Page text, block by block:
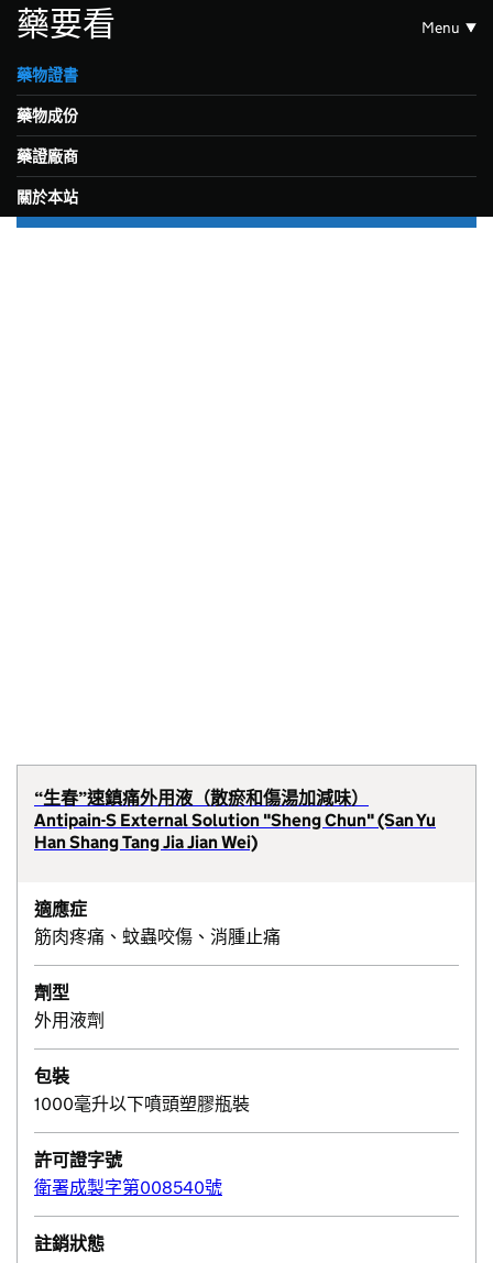
藥要看 Menu
藥物證書
藥物成份
藥證廠商
關於本站
“生春”速鎮痛外用液（散瘀和傷湯加減味）
Antipain-S External Solution "Sheng Chun" (San Yu
Han Shang Tang Jia Jian Wei)
適應症
筋肉疼痛、蚊蟲咬傷、消腫止痛
劑型
外用液劑
包裝
1000毫升以下噴頭塑膠瓶裝
許可證字號
衛署成製字第008540號
註銷狀態